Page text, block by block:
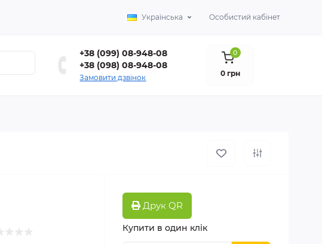
Українська Особистий кабінет
+38 (099) 08-948-08
+38 (098) 08-948-08
Замовити дзвінок
0
0 грн
Друк QR
Купити в один клік